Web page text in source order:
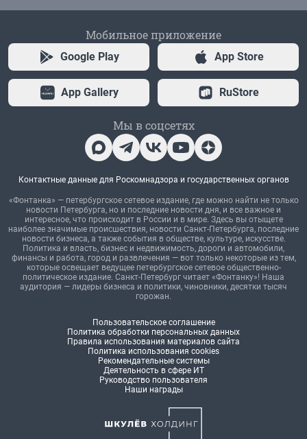
Мобильное приложение
Google Play App Store
App Gallery RuStore
Мы в соцсетях
Контактные данные для Роскомнадзора и государственных органов
«Фонтанка» — петербургское сетевое издание, где можно найти не только
новости Петербурга, но и последние новости дня, и все важное и
интересное, что происходит в России и в мире. Здесь вы отыщете
наиболее значимые происшествия, новости Санкт-Петербурга, последние
новости бизнеса, а также события в обществе, культуре, искусстве.
Политика и власть, бизнес и недвижимость, дороги и автомобили,
финансы и работа, город и развлечения — вот только некоторые из тем,
которые освещает ведущее петербургское сетевое общественно-
политическое издание. Санкт-Петербург читает «Фонтанку»! Наша
аудитория — лидеры бизнеса и политики, чиновники, десятки тысяч
горожан.
Пользовательское соглашение
Политика обработки персональных данных
Правила использования материалов сайта
Политика использования cookies
Рекомендательные системы
Деятельность в сфере ИТ
Руководство пользователя
Наши награды